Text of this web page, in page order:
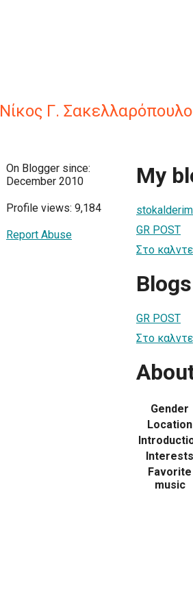
Νίκος Γ.
On Blogger since:
December 2010
Profile views: 9,184
Report Abuse
My
GR POST
Στο
GR POST
Στο
Gender
Location
Interests
Favorite
music